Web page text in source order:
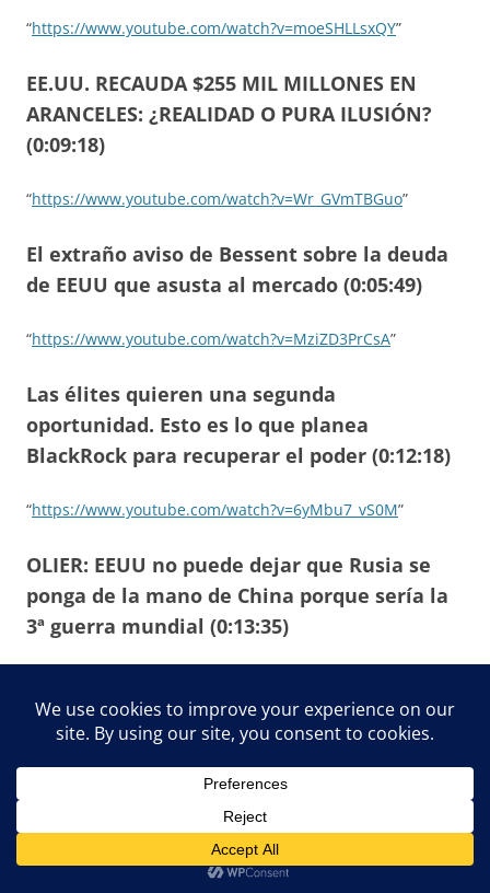
“https://www.youtube.com/watch?v=moeSHLLsxQY”
EE.UU. RECAUDA $255 MIL MILLONES EN
ARANCELES: ¿REALIDAD O PURA ILUSIÓN?
(0:09:18)
“https://www.youtube.com/watch?v=Wr_GVmTBGuo”
El extraño aviso de Bessent sobre la deuda
de EEUU que asusta al mercado (0:05:49)
“https://www.youtube.com/watch?v=MziZD3PrCsA”
Las élites quieren una segunda
oportunidad. Esto es lo que planea
BlackRock para recuperar el poder (0:12:18)
“https://www.youtube.com/watch?v=6yMbu7_vS0M”
OLIER: EEUU no puede dejar que Rusia se
ponga de la mano de China porque sería la
3ª guerra mundial (0:13:35)
Esta entrada fue publicada enAcción Política (Proyecciones)-.--.. .
Big Techs,Biología (Proyección)
Buenas Prácticas.--.
Social.--..,China,Control (Proyecciones)-.--..,Corrección temprana,
Debido Proceso,Democracia,Denuncias,Desarrollo,Divisas